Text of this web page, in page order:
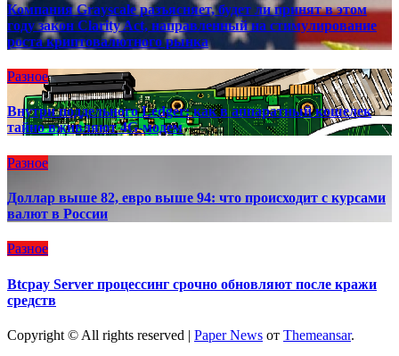
Компания Grayscale разъясняет, будет ли принят в этом
году закон Clarity Act, направленный на стимулирование
роста криптовалютного рынка
Разное
Внутри поддельного Ledger: как в аппаратный кошелек
тайно вживляют 4G-модем
Разное
Доллар выше 82, евро выше 94: что происходит с курсами
валют в России
Разное
Btcpay Server процессинг срочно обновляют после кражи
средств
Copyright © All rights reserved | Paper News от Themeansar.